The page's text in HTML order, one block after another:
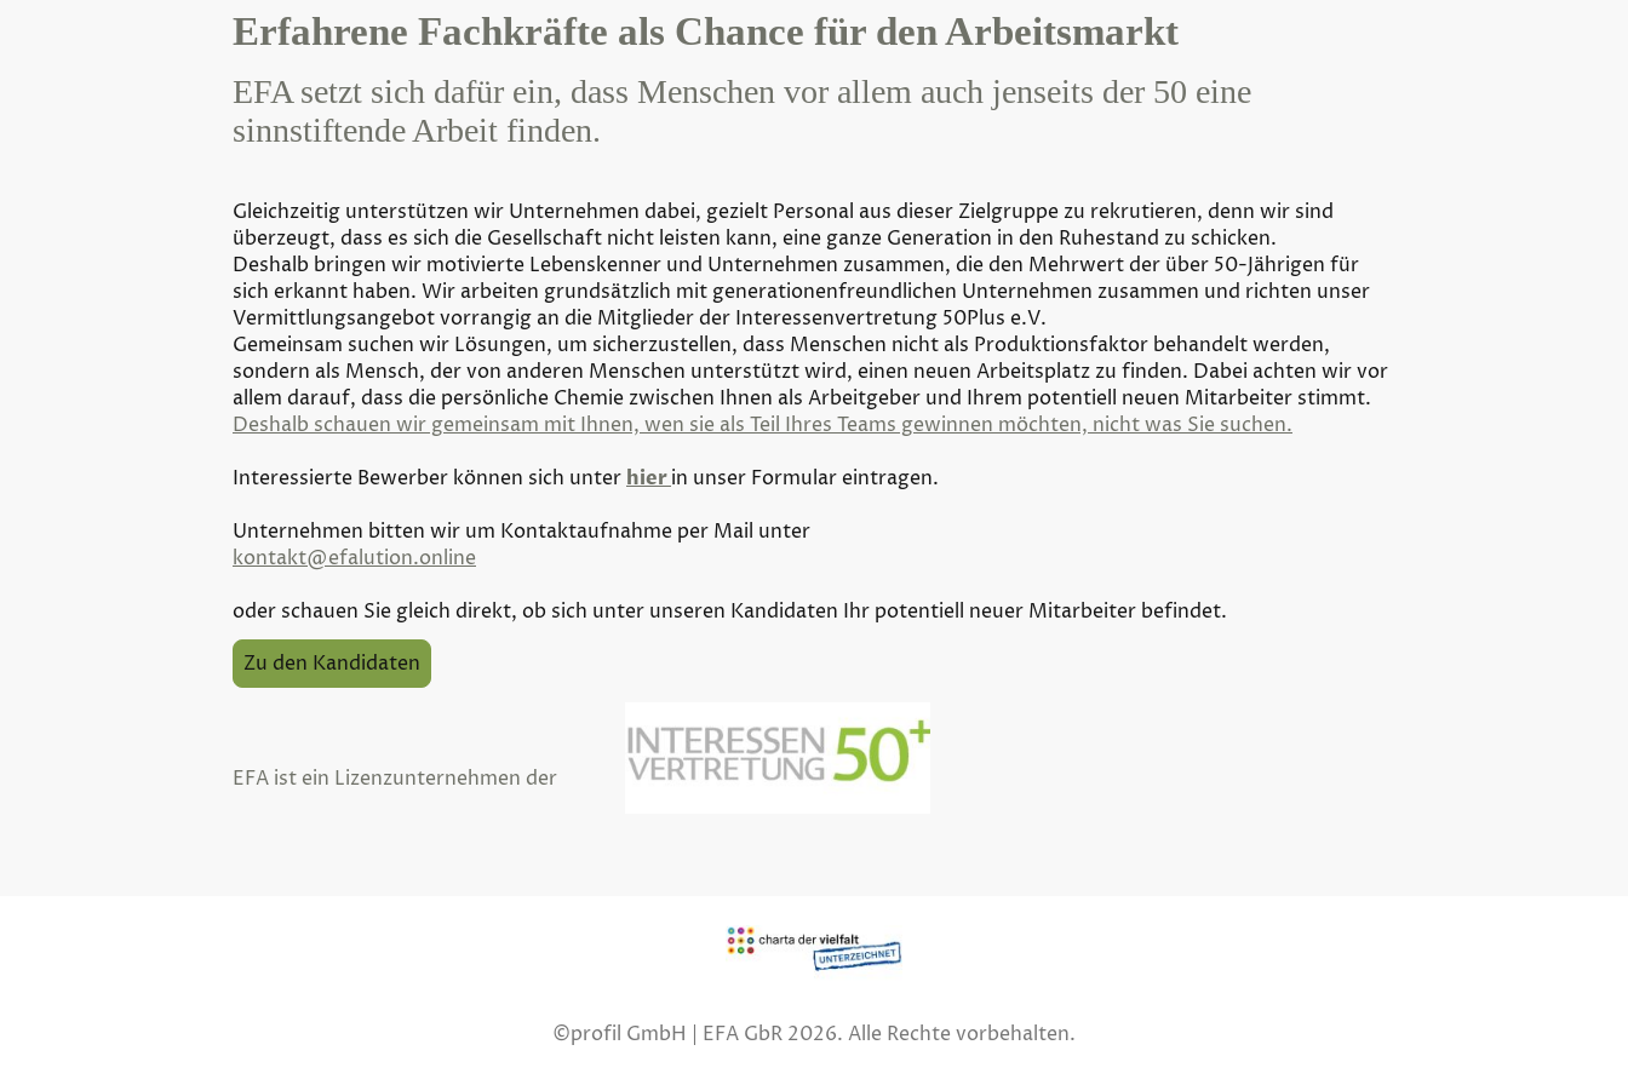
Erfahrene Fachkräfte als Chance für den Arbeitsmarkt
EFA setzt sich dafür ein, dass Menschen vor allem auch jenseits der 50 eine
sinnstiftende Arbeit finden.
Gleichzeitig unterstützen wir Unternehmen dabei, gezielt Personal aus dieser Zielgruppe zu rekrutieren, denn wir sind
überzeugt, dass es sich die Gesellschaft nicht leisten kann, eine ganze Generation in den Ruhestand zu schicken.
Deshalb bringen wir motivierte Lebenskenner und Unternehmen zusammen, die den Mehrwert der über 50-Jährigen für
sich erkannt haben. Wir arbeiten grundsätzlich mit generationenfreundlichen Unternehmen zusammen und richten unser
Vermittlungsangebot vorrangig an die Mitglieder der Interessenvertretung 50Plus e.V.
Gemeinsam suchen wir Lösungen, um sicherzustellen, dass Menschen nicht als Produktionsfaktor behandelt werden,
sondern als Mensch, der von anderen Menschen unterstützt wird, einen neuen Arbeitsplatz zu finden. Dabei achten wir vor
allem darauf, dass die persönliche Chemie zwischen Ihnen als Arbeitgeber und Ihrem potentiell neuen Mitarbeiter stimmt.
Deshalb schauen wir gemeinsam mit Ihnen, wen sie als Teil Ihres Teams gewinnen möchten, nicht was Sie suchen.
Interessierte Bewerber können sich unter hierin unser Formular eintragen.
Unternehmen bitten wir um Kontaktaufnahme per Mail unter
kontakt@efalution.online
oder schauen Sie gleich direkt, ob sich unter unseren Kandidaten Ihr potentiell neuer Mitarbeiter befindet.
Zu den Kandidaten
EFA ist ein Lizenzunternehmen der
©profil GmbH | EFA GbR 2026. Alle Rechte vorbehalten.